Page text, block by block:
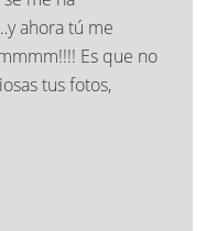
ahora tú me
Es que no
tus fotos,